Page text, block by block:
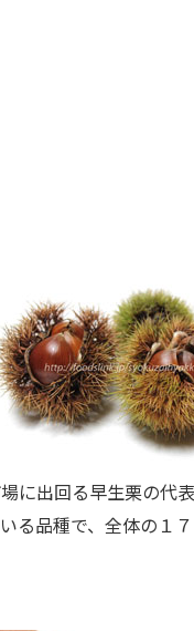
に出回る早生栗の代
る品種で、全体の１